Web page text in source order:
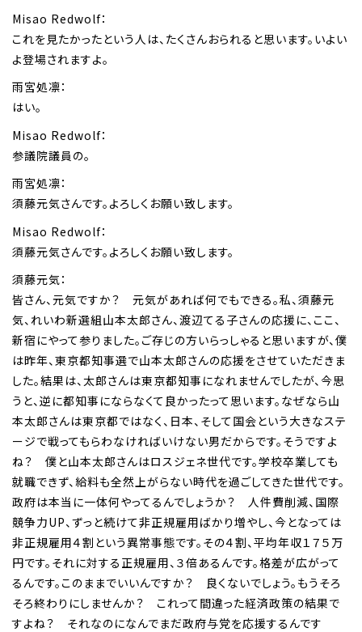
Misao Redwolf：
これを見たかったという人は、たくさんおられると思います。いよい
よ登場されますよ。
雨宮処凛：
はい。
Misao Redwolf：
参議院議員の。
雨宮処凛：
須藤元気さんです。よろしくお願い致します。
Misao Redwolf：
須藤元気さんです。よろしくお願い致します。
須藤元気：
皆さん、元気ですか？ 元気があれば何でもできる。私、須藤元
気、れいわ新選組山本太郎さん、渡辺てる子さんの応援に、ここ、
新宿にやって参りました。ご存じの方いらっしゃると思いますが、僕
は昨年、東京都知事選で山本太郎さんの応援をさせていただきま
した。結果は、太郎さんは東京都知事になれませんでしたが、今思
うと、逆に都知事にならなくて良かったって思います。なぜなら山
本太郎さんは東京都ではなく、日本、そして国会という大きなステ
ージで戦ってもらわなければいけない男だからです。そうですよ
ね？ 僕と山本太郎さんはロスジェネ世代です。学校卒業しても
就職できず、給料も全然上がらない時代を過ごしてきた世代です。
政府は本当に一体何やってるんでしょうか？ 人件費削減、国際
競争力UP、ずっと続けて非正規雇用ばかり増やし、今となっては
非正規雇用４割という異常事態です。その４割、平均年収１７５万
円です。それに対する正規雇用、３倍あるんです。格差が広がって
るんです。このままでいいんですか？ 良くないでしょう。もうそろ
そろ終わりにしませんか？ これって間違った経済政策の結果で
すよね？ それなのになんでまだ政府与党を応援するんです